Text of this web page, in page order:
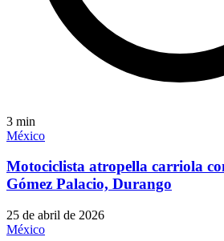
3 min
México
Motociclista atropella carriola
Gómez Palacio, Durango
25 de abril de 2026
México